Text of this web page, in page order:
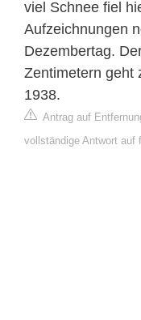
viel Schnee fiel
Aufzeichnungen
Dezembertag.
Zentimetern geht
1938.
Antrag auf
vollständige Antwort auf